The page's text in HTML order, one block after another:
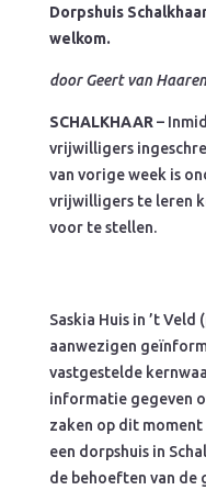
Dorpshuis
welkom.
door Geert van Haaren
SCHALKHAAR –
vrijwilligers
van vorige week is
vrijwilligers te leren
voor te stellen.
Saskia Huis in ’t
aanwezigen
vastgestelde
informatie gegeven
zaken op dit
een dorpshuis in
de behoeften van de